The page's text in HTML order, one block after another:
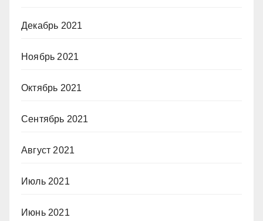
Декабрь 2021
Ноябрь 2021
Октябрь 2021
Сентябрь 2021
Август 2021
Июль 2021
Июнь 2021